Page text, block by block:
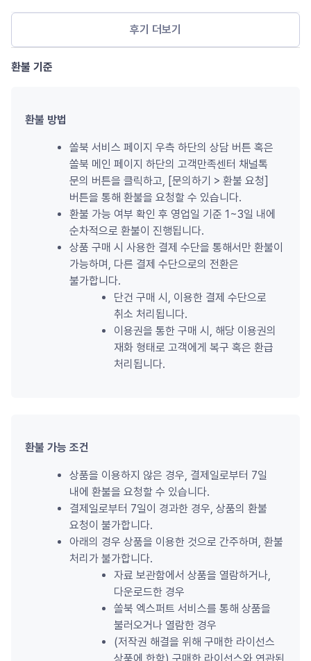
후기 더보기
환불 기준
환불 방법
쏠북 서비스 페이지 우측 하단의 상담 버튼 혹은
쏠북 메인 페이지 하단의 고객만족센터 채널톡
문의 버튼을 클릭하고, [문의하기 > 환불 요청]
버튼을 통해 환불을 요청할 수 있습니다.
환불 가능 여부 확인 후 영업일 기준 1~3일 내에
순차적으로 환불이 진행됩니다.
상품 구매 시 사용한 결제 수단을 통해서만 환불이
가능하며, 다른 결제 수단으로의 전환은
불가합니다.
단건 구매 시, 이용한 결제 수단으로
취소 처리됩니다.
이용권을 통한 구매 시, 해당 이용권의
재화 형태로 고객에게 복구 혹은 환급
처리됩니다.
환불 가능 조건
상품을 이용하지 않은 경우, 결제일로부터 7일
내에 환불을 요청할 수 있습니다.
결제일로부터 7일이 경과한 경우, 상품의 환불
요청이 불가합니다.
아래의 경우 상품을 이용한 것으로 간주하며, 환불
처리가 불가합니다.
자료 보관함에서 상품을 열람하거나,
다운로드한 경우
쏠북 엑스퍼트 서비스를 통해 상품을
불러오거나 열람한 경우
(저작권 해결을 위해 구매한 라이선스